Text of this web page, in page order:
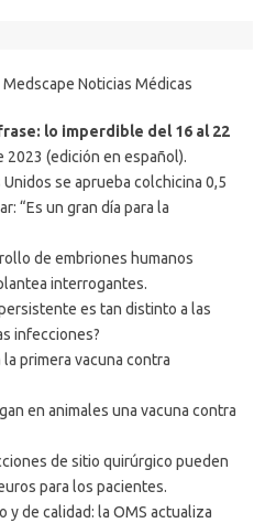
Noticias Médicas
lo imperdible del 16 al 22
2023 (edición en español).
se aprueba colchicina 0,5
“Es un gran día para la
de embriones humanos
interrogantes.
es tan distinto a las
infecciones?
primera vacuna contra
en animales una vacuna contra
de sitio quirúrgico pueden
para los pacientes.
y de calidad: la OMS actualiza